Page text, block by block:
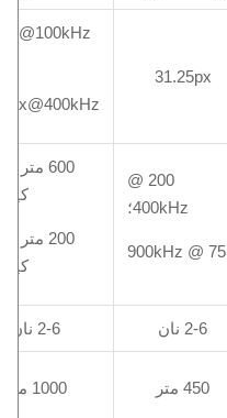
31.25px
200 @
400kHz؛
75 @ 900kHz
2-6 نان 2-6 نان
450 متر 1000 متر